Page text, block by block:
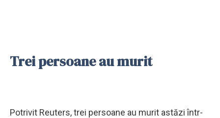
Trei persoane au murit
Potrivit Reuters, trei persoane au murit astăzi într-